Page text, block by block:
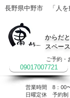
長野県中野市 「人を
からだ
スペー
ご予約・
09017007721
営業時間 8：00
​日曜定休 予約制